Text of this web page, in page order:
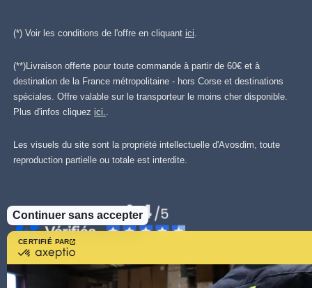
CERTIFIÉ PAR
Continuer sans accepter
(*) Voir les conditions de l'offre en cliquant ici
(**)Livraison offerte pour toute commande à partir de 60€ et à
destination de la France métropolitaine - hors Corse et destinations
spéciales. Offre valable sur le transporteur le moins cher disponible.
Plus d'infos cliquez ici.
Les visuels du site sont la propriété intellectuelle d'Avosdim, toute
reproduction partielle ou totale est interdite.